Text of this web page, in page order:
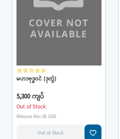
star_borderstar_borderstar_borderstar_borderstar_border
မဟာဗုဒ္ဓဝင် (ဒုတွဲ)
5,300 ကျပ်
Out of Stock
Releases Mar 28, 2026
Out of Stock favorite_border